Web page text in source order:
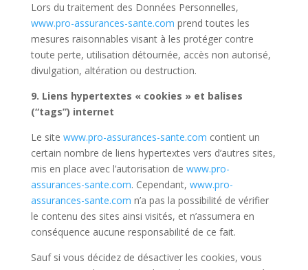
Lors du traitement des Données Personnelles,
www.pro-assurances-sante.com prend toutes les
mesures raisonnables visant à les protéger contre
toute perte, utilisation détournée, accès non autorisé,
divulgation, altération ou destruction.
9. Liens hypertextes « cookies » et balises
(“tags”) internet
Le site www.pro-assurances-sante.com contient un
certain nombre de liens hypertextes vers d’autres sites,
mis en place avec l’autorisation de www.pro-
assurances-sante.com. Cependant, www.pro-
assurances-sante.com n’a pas la possibilité de vérifier
le contenu des sites ainsi visités, et n’assumera en
conséquence aucune responsabilité de ce fait.
Sauf si vous décidez de désactiver les cookies, vous